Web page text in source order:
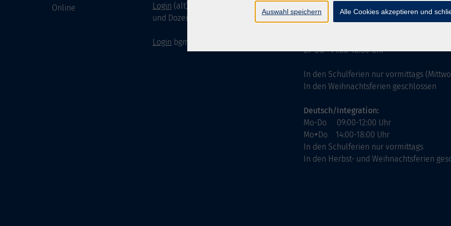
Online
Login (alt) für Dozentinnen
und Dozenten
Login bgm-cloud
Servicezeiten
allgemein:
Di+Do 14:00-18:00 Uhr
In den Schulferien nur vormittags
In den Weihnachtsferien geschlossen
Deutsch/Integration:
Mo-Do 09:00-12:00 Uhr
Mo+Do 14:00-18:00 Uhr
In den Schulferien nur vormittags
In den Herbst- und Weihnachtsferien
Auswahl speichern Alle Cookies akzeptieren und